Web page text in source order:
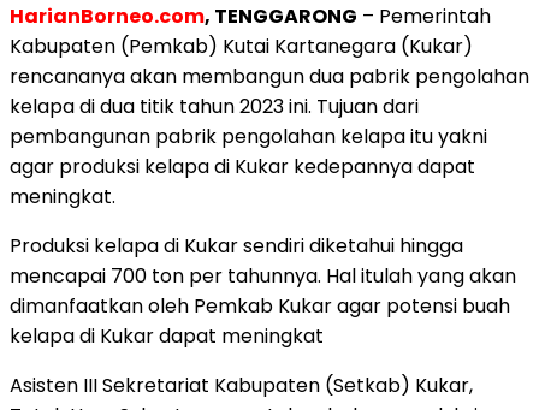
HarianBorneo.com, TENGGARONG – Pemerintah
Kabupaten (Pemkab) Kutai Kartanegara (Kukar)
rencananya akan membangun dua pabrik pengolahan
kelapa di dua titik tahun 2023 ini. Tujuan dari
pembangunan pabrik pengolahan kelapa itu yakni
agar produksi kelapa di Kukar kedepannya dapat
meningkat.
Produksi kelapa di Kukar sendiri diketahui hingga
mencapai 700 ton per tahunnya. Hal itulah yang akan
dimanfaatkan oleh Pemkab Kukar agar potensi buah
kelapa di Kukar dapat meningkat
Asisten III Sekretariat Kabupaten (Setkab) Kukar,